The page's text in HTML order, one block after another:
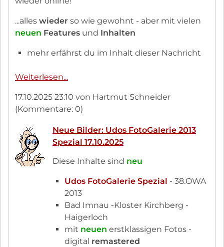
...alles wieder so wie gewohnt - aber mit vielen
neuen Features und Inhalten
mehr erfährst du im Inhalt dieser Nachricht
Weiterlesen...Neue
Website
jetzt
wieder
online
17.10.2025 23:10 von Hartmut Schneider
(Kommentare: 0)
Neue Bilder: Udos FotoGalerie 2013
Spezial 17.10.2025
Diese Inhalte sind neu
Udos FotoGalerie Spezial - 38.OWA
2013
Bad Imnau -Kloster Kirchberg -
Haigerloch
mit neuen erstklassigen Fotos -
digital remastered